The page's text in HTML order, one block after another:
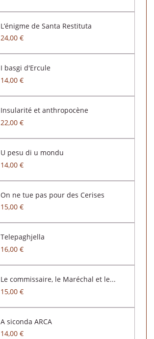
L’énigme de Santa Restituta
24,00 €
I basgi d'Ercule
14,00 €
Insularité et anthropocène
22,00 €
U pesu di u mondu
14,00 €
On ne tue pas pour des Cerises
15,00 €
Telepaghjella
16,00 €
Le commissaire, le Maréchal et le...
15,00 €
A siconda ARCA
14,00 €